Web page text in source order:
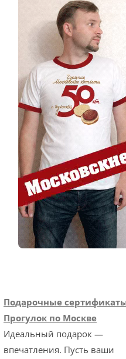
Подарочные
Прогулок по Москве
Идеальный подарок —
впечатления. Пусть ваши